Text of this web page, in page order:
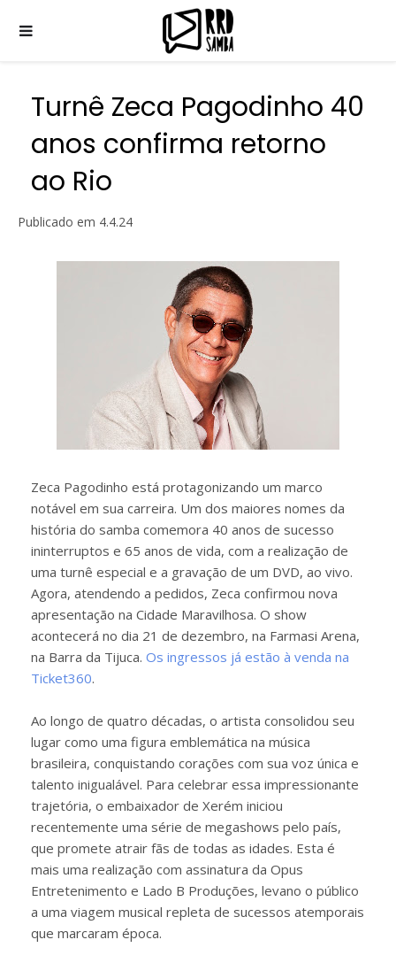
Turnê Zeca Pagodinho 40
anos confirma retorno
ao Rio
Publicado em 4.4.24
Zeca Pagodinho está protagonizando um marco
notável em sua carreira. Um dos maiores nomes da
história do samba comemora 40 anos de sucesso
ininterruptos e 65 anos de vida, com a realização de
uma turnê especial e a gravação de um DVD, ao vivo.
Agora, atendendo a pedidos, Zeca confirmou nova
apresentação na Cidade Maravilhosa. O show
acontecerá no dia 21 de dezembro, na Farmasi Arena,
na Barra da Tijuca. Os ingressos já estão à venda na
Ticket360.
Ao longo de quatro décadas, o artista consolidou seu
lugar como uma figura emblemática na música
brasileira, conquistando corações com sua voz única e
talento inigualável. Para celebrar essa impressionante
trajetória, o embaixador de Xerém iniciou
recentemente uma série de megashows pelo país,
que promete atrair fãs de todas as idades. Esta é
mais uma realização com assinatura da Opus
Entretenimento e Lado B Produções, levano o público
a uma viagem musical repleta de sucessos atemporais
que marcaram época.